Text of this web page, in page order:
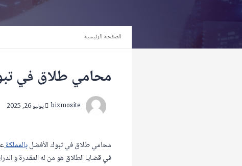
الصفحة الرئيسية
محامي طلاق في
bizmosite يوليو 26, 2025
محامي طلاق في تبوك الأفضلبالمملكة
في قضايا الطلاق هو من له المقدرة و